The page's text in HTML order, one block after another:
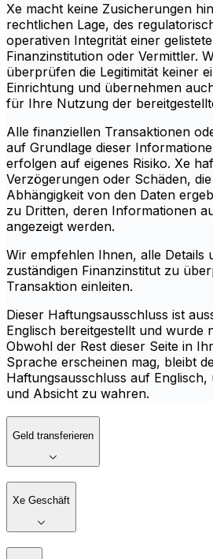
Xe macht keine Zusicherungen
rechtlichen Lage, des
operativen Integrität einer
Finanzinstitution oder Vermittler.
überprüfen die Legitimität keiner
Einrichtung und übernehmen
für Ihre Nutzung der
Alle finanziellen Transaktionen
auf Grundlage dieser
erfolgen auf eigenes Risiko. Xe
Verzögerungen oder Schäden,
Abhängigkeit von den Daten
zu Dritten, deren Informationen
angezeigt werden.
Wir empfehlen Ihnen, alle Details
zuständigen Finanzinstitut zu
Transaktion einleiten.
Dieser Haftungsausschluss ist
Englisch bereitgestellt und wurde
Obwohl der Rest dieser Seite in
Sprache erscheinen mag, bleibt
Haftungsausschluss auf Englisch,
und Absicht zu wahren.
Geld transferieren
Xe Geschäft